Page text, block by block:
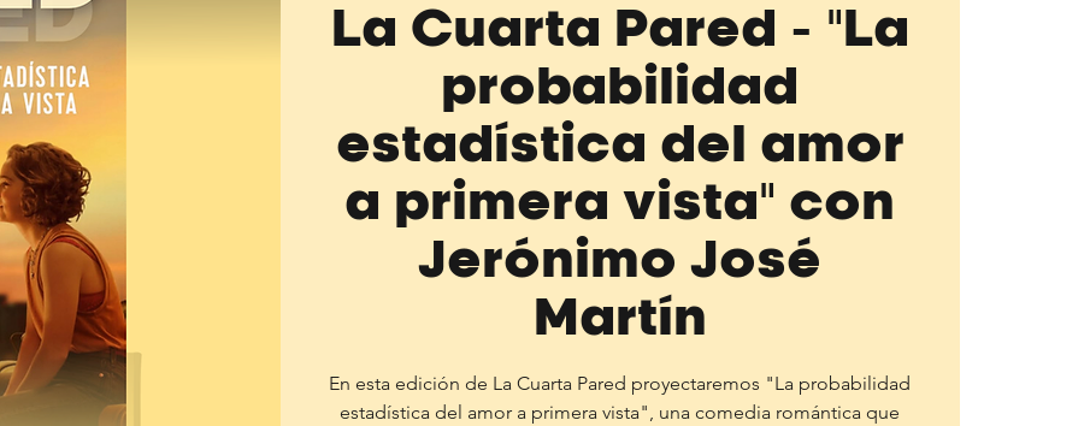
La Cuarta Pared - "La
probabilidad
estadística del amor
a primera vista" con
Jerónimo José
Martín
En esta edición de La Cuarta Pared proyectaremos "La probabilidad
estadística del amor a primera vista", una comedia romántica que